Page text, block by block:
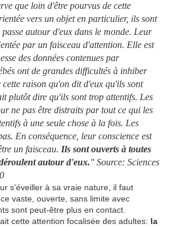
que loin d'être pourvus de cette
vers un objet en particulier, ils sont
autour d'eux dans le monde. Leur
par un faisceau d'attention. Elle est
des données contenues par
ont de grandes difficultés à inhiber
cette raison qu'on dit d'eux qu'ils sont
plutôt dire qu'ils sont trop attentifs. Les
ne pas être distraits par tout ce qui les
à une seule chose à la fois. Les
En conséquence, leur conscience est
un faisceau. Ils sont ouverts à toutes
autour d'eux." Source: Sciences
s'éveiller à sa vraie nature, il faut
vaste, ouverte, sans limite avec
sont peut-être plus en contact.
cette attention focalisée des adultes: la